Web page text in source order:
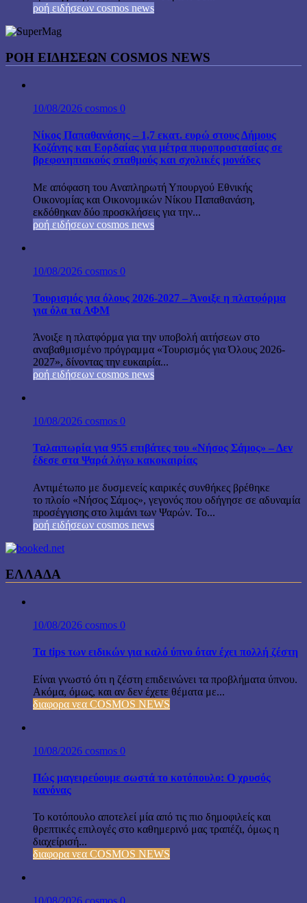
ροή ειδήσεων cosmos news
ΡΟΉ ΕΙΔΉΣΕΩΝ COSMOS NEWS
10/08/2026 cosmos 0
Νίκος Παπαθανάσης – 1,7 εκατ. ευρώ στους Δήμους
Κοζάνης και Εορδαίας για μέτρα πυροπροστασίας σε
βρεφονηπιακούς σταθμούς και σχολικές μονάδες
Με απόφαση του Αναπληρωτή Υπουργού Εθνικής
Οικονομίας και Οικονομικών Νίκου Παπαθανάση,
εκδόθηκαν δύο προσκλήσεις για την...
ροή ειδήσεων cosmos news
10/08/2026 cosmos 0
Τουρισμός για όλους 2026-2027 – Άνοιξε η πλατφόρμα
για όλα τα ΑΦΜ
Άνοιξε η πλατφόρμα για την υποβολή αιτήσεων στο
αναβαθμισμένο πρόγραμμα «Τουρισμός για Όλους 2026-
2027», δίνοντας την ευκαιρία...
ροή ειδήσεων cosmos news
10/08/2026 cosmos 0
Ταλαιπωρία για 955 επιβάτες του «Νήσος Σάμος» – Δεν
έδεσε στα Ψαρά λόγω κακοκαιρίας
Αντιμέτωπο με δυσμενείς καιρικές συνθήκες βρέθηκε
το πλοίο «Νήσος Σάμος», γεγονός που οδήγησε σε αδυναμία
προσέγγισης στο λιμάνι των Ψαρών. Το...
ροή ειδήσεων cosmos news
ΕΛΛΑΔΑ
10/08/2026 cosmos 0
Τα tips των ειδικών για καλό ύπνο όταν έχει πολλή ζέστη
Είναι γνωστό ότι η ζέστη επιδεινώνει τα προβλήματα ύπνου.
Ακόμα, όμως, και αν δεν έχετε θέματα με...
διαφορα νεα COSMOS NEWS
10/08/2026 cosmos 0
Πώς μαγειρεύουμε σωστά το κοτόπουλο: Ο χρυσός
κανόνας
Το κοτόπουλο αποτελεί μία από τις πιο δημοφιλείς και
θρεπτικές επιλογές στο καθημερινό μας τραπέζι, όμως η
διαχείρισή...
διαφορα νεα COSMOS NEWS